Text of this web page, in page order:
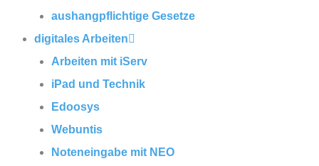
aushangpflichtige Gesetze
digitales Arbeiten
Arbeiten mit iServ
iPad und Technik
Edoosys
Webuntis
Noteneingabe mit NEO